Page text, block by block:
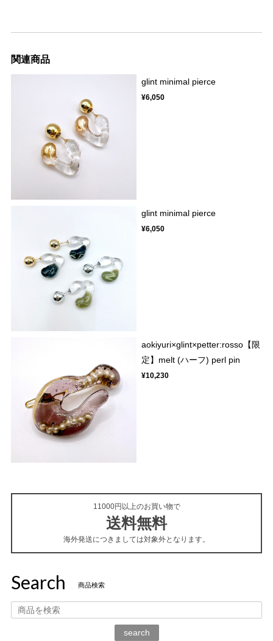
関連商品
glint minimal pierce
¥6,050
glint minimal pierce
¥6,050
aokiyuri×glint×petter:rosso【限
定】melt (ハーフ) perl pin
¥10,230
11000円以上のお買い物で
送料無料
海外発送につきましては対象外となります。
Search 商品検索
search